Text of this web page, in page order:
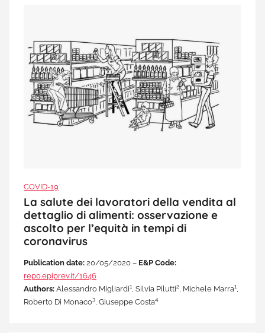
COVID-19
La salute dei lavoratori della vendita al
dettaglio di alimenti: osservazione e
ascolto per l’equità in tempi di
coronavirus
Publication date: 20/05/2020 – E&P Code:
repo.epiprev.it/1646
Authors: Alessandro Migliardi1, Silvia Pilutti2, Michele Marra1,
Roberto Di Monaco3, Giuseppe Costa4